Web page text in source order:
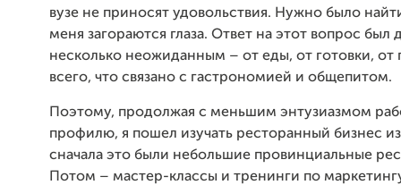
вузе не приносят удовольствия. Нужно было
меня загораются глаза. Ответ на этот вопрос был
несколько неожиданным – от еды, от готовки, от
всего, что связано с гастрономией и общепитом.
Поэтому, продолжая с меньшим энтузиазмом
профилю, я пошел изучать ресторанный бизнес
сначала это были небольшие провинциальные
Потом – мастер-классы и тренинги по